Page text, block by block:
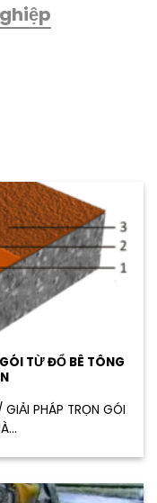
TỪ ĐỔ BÊ TÔNG
PHÁP TRỌN GÓI